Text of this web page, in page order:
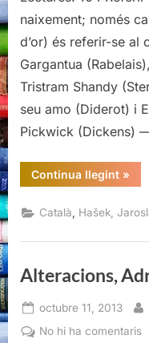
naixement; només
d’or) és referir-se al
Gargantua
Tristram Shandy
seu amo (Diderot) i
Pickwick (Dickens)
Continua llegint“Les
bon
»
Català Hašek,
Alteracions,
Posted
on
octubre 11, 2013
No hi ha comentarisa